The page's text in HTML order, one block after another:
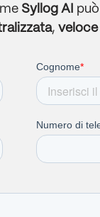
Syllog AI
, veloce